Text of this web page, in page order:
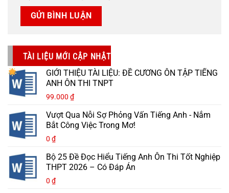
TÀI LIỆU MỚI CẬP NHẬT
GIỚI THIỆU TÀI LIỆU: ĐỀ CƯƠNG ÔN TẬP TIẾNG
ANH ÔN THI TNPT
99.000 ₫
Vượt Qua Nỗi Sợ Phỏng Vấn Tiếng Anh - Nắm
Bắt Công Việc Trong Mơ!
0 ₫
Bộ 25 Đề Đọc Hiểu Tiếng Anh Ôn Thi Tốt Nghiệp
THPT 2026 – Có Đáp Án
0 ₫